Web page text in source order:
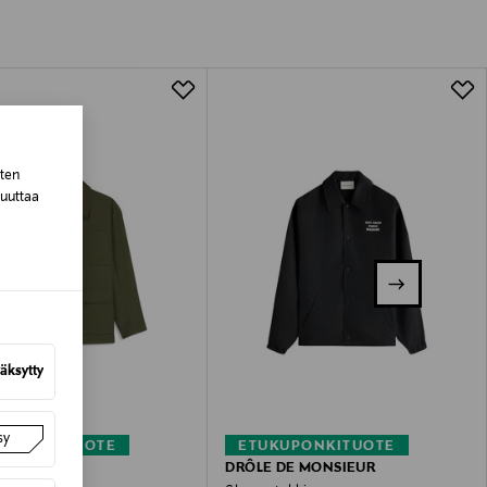
valittuun osoitteeseen.
ETUKUPONKITUOTE
DRÔLE DE MONSIEUR